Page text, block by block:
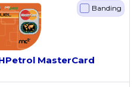
Banding
MasterCard